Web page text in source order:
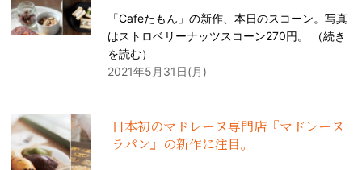
「Cafeたもん」の新作、本日のスコーン。写真
はストロベリーナッツスコーン270円。 （続き
を読む）
2021年5月31日(月)
日本初のマドレーヌ専門店『マドレーヌ
ラパン』の新作に注目。